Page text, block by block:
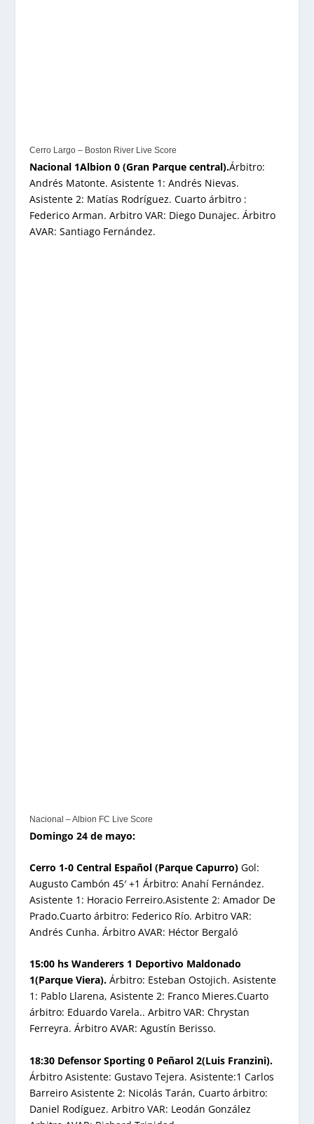
Cerro Largo – Boston River Live Score
Nacional 1Albion 0 (Gran Parque central).Árbitro:
Andrés Matonte. Asistente 1: Andrés Nievas.
Asistente 2: Matías Rodríguez. Cuarto árbitro :
Federico Arman. Arbitro VAR: Diego Dunajec. Árbitro
AVAR: Santiago Fernández.
Nacional – Albion FC Live Score
Domingo 24 de mayo:
Cerro 1-0 Central Español (Parque Capurro) Gol:
Augusto Cambón 45′ +1 Árbitro: Anahí Fernández.
Asistente 1: Horacio Ferreiro.Asistente 2: Amador De
Prado.Cuarto árbitro: Federico Río. Arbitro VAR:
Andrés Cunha. Árbitro AVAR: Héctor Bergaló
15:00 hs Wanderers 1 Deportivo Maldonado
1(Parque Viera). Árbitro: Esteban Ostojich. Asistente
1: Pablo Llarena, Asistente 2: Franco Mieres.Cuarto
árbitro: Eduardo Varela.. Arbitro VAR: Chrystan
Ferreyra. Árbitro AVAR: Agustín Berisso.
18:30 Defensor Sporting 0 Peñarol 2(Luis Franzini).
Árbitro Asistente: Gustavo Tejera. Asistente:1 Carlos
Barreiro Asistente 2: Nicolás Tarán, Cuarto árbitro:
Daniel Rodíguez. Arbitro VAR: Leodán González